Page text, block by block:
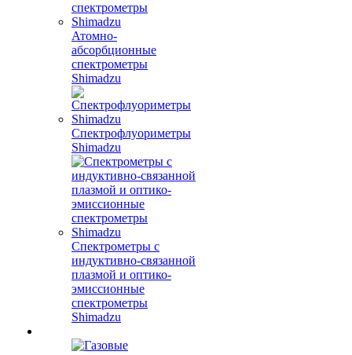
Атомно-
абсорбционные
спектрометры
Shimadzu
Спектрофлуориметры
Shimadzu
Спектрометры с
индуктивно-связанной
плазмой и оптико-
эмиссионные
спектрометры
Shimadzu